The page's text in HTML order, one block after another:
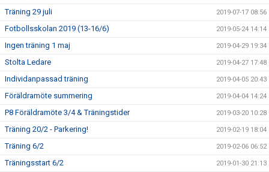
Träning 29 juli 2019-07-17 08:56
Fotbollsskolan 2019 (13-16/6) 2019-05-24 14:14
Ingen träning 1 maj 2019-04-29 19:34
Stolta Ledare 2019-04-27 17:48
Individanpassad träning 2019-04-05 20:43
Föräldramöte summering 2019-04-04 14:24
P8 Föräldramöte 3/4 & Träningstider 2019-03-20 10:28
Träning 20/2 - Parkering! 2019-02-19 18:04
Träning 6/2 2019-02-06 06:52
Träningsstart 6/2 2019-01-30 21:13